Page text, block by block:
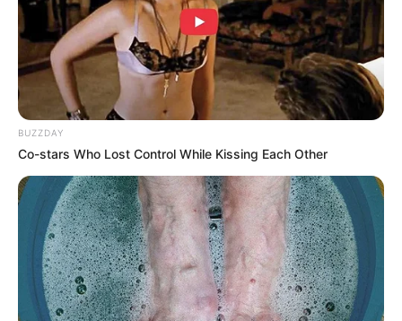
Bikin Ngakak, 10 Potret
Cosplay Murah Pakai Bahan
Seadanya
BUZZDAY
Co-stars Who Lost Control While Kissing Each Other